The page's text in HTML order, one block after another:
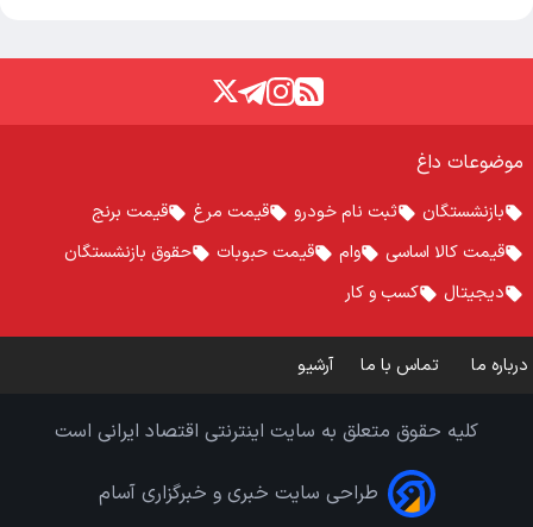
موضوعات داغ
بازنشستگان ثبت نام خودرو قیمت مرغ
قیمت برنج
قیمت کالا اساسی
وام قیمت حبوبات
حقوق بازنشستگان
دیجیتال
کسب و کار
درباره ما تماس با ما آرشیو
کلیه حقوق متعلق به سایت اینترنتی اقتصاد ایرانی است
طراحی سایت خبری و خبرگزاری آسام